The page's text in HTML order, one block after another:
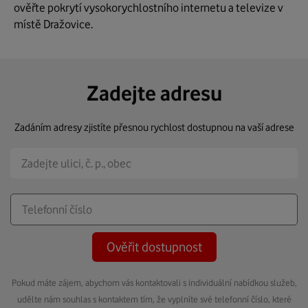
ověřte pokrytí vysokorychlostního internetu a televize v
místě Dražovice.
Zadejte adresu
Zadáním adresy zjistíte přesnou rychlost dostupnou na vaší adrese
Ověřit dostupnost
Pokud máte zájem, abychom vás kontaktovali s individuální nabídkou služeb,
udělte nám souhlas s kontaktem tím, že vyplníte své telefonní číslo, které